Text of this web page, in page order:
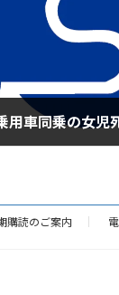
車同乗の女児
購読のご案内